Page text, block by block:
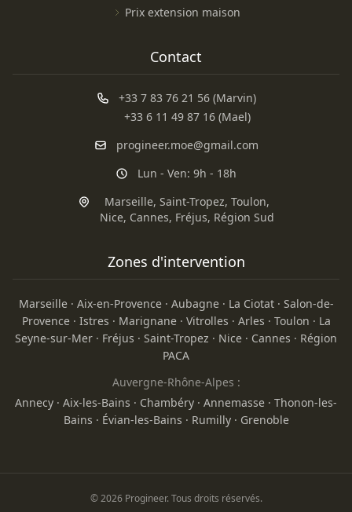
Prix extension maison
Contact
+33 7 83 76 21 56 (Marvin)
+33 6 11 49 87 16 (Mael)
progineer.moe@gmail.com
Lun - Ven: 9h - 18h
Marseille, Saint-Tropez, Toulon,
Nice, Cannes, Fréjus, Région Sud
Zones d'intervention
Marseille· Aix-en-Provence· Aubagne· La Ciotat· Salon-de-
Provence· Istres · Marignane· Vitrolles · Arles · Toulon · La
Seyne-sur-Mer · Fréjus · Saint-Tropez · Nice · Cannes · Région
PACA
Auvergne-Rhône-Alpes :
Annecy · Aix-les-Bains · Chambéry · Annemasse · Thonon-les-
Bains · Évian-les-Bains · Rumilly· Grenoble
© 2026 Progineer. Tous droits réservés.